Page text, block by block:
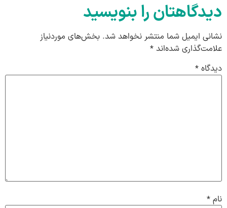
دیدگاهتان را بنویسید
نشانی ایمیل شما منتشر نخواهد شد. بخش‌های موردنیاز
علامت‌گذاری شده‌اند *
دیدگاه *
نام *